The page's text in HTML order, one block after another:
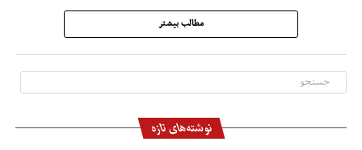
مطالب بیشتر
نوشته‌های تازه